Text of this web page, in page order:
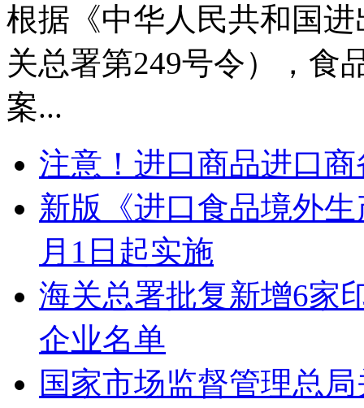
根据《中华人民共和国
关总署第249号令），食
案...
注意！进口商品进口
新版《进口食品境外
月1日起实施
海关总署批复新增6家
企业名单
国家市场监督管理总